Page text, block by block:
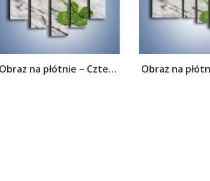
Obraz na płótnie – Czterolistna koniczyna...